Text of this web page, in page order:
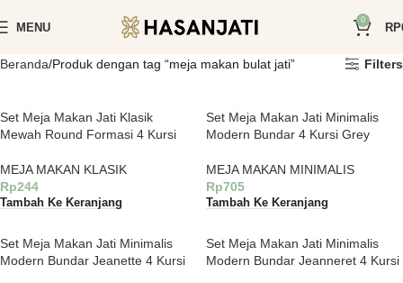
MENU
0
RP
Beranda Produk dengan tag “meja makan bulat jati” Filters
Set Meja Makan Jati Klasik
Mewah Round Formasi 4 Kursi
MEJA MAKAN KLASIK
Rp244
Tambah Ke Keranjang
Set Meja Makan Jati Minimalis
Modern Bundar 4 Kursi Grey
MEJA MAKAN MINIMALIS
Rp705
Tambah Ke Keranjang
Set Meja Makan Jati Minimalis
Modern Bundar Jeanette 4 Kursi
Set Meja Makan Jati Minimalis
Modern Bundar Jeanneret 4 Kursi